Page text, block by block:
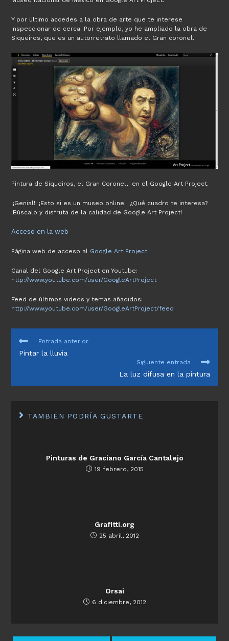
Y por último accedes a la obra de arte que te interese
inspeccionar de cerca. Por ejemplo, yo he ampliado la obra de
Siqueiros, que es un autorretrato llamado el Gran coronel.
Pintura de Siqueiros, el Gran Coronel, en el Google Art Project.
¡¡Genial!! ¡Esto si es un museo online! ¿Qué cuadro te interesa?
¡Búscalo y disfruta de la calidad de Google Art Project!
Acceso en la web
Página web de acceso al Google Art Project.
Canal del Google Art Project en Youtube:
http://www.youtube.com/user/GoogleArtProject
Feed de últimos videos y temas añadidos:
http://www.youtube.com/user/GoogleArtProject/feed
LEER
ARTÍCULOS
Entrada anterior
Pintar la lluvia
Siguiente entrada
La luz difusa en la pintura
TAMBIÉN PODRÍA GUSTARTE
Pinturas de Graciano García Cantalejo
19 febrero, 2015
Grafitti.org
25 abril, 2012
Orsai
6 diciembre, 2012